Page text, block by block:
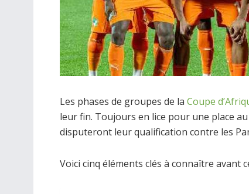
Les phases de groupes de la Coupe
leur fin. Toujours en lice pour une place
disputeront leur qualification contre les
Voici cinq éléments clés à connaître avant